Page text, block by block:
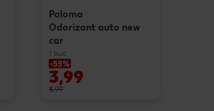
Paloma
Odorizant auto new
car
1 buc
-55%
3,99
8,99